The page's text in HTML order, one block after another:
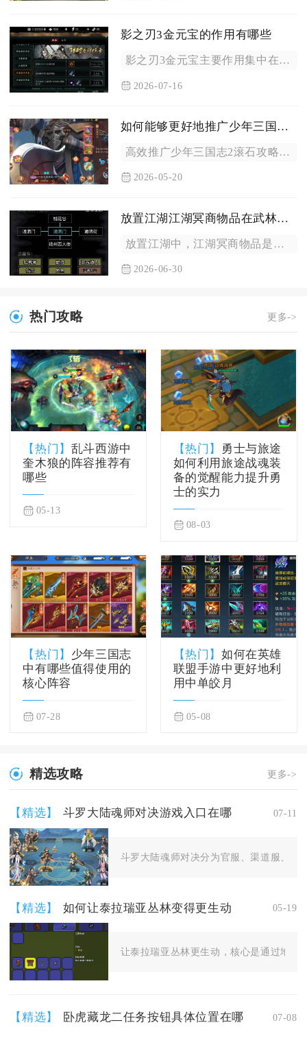
影之刃3金元宝的作用有哪些
影之刃3金元宝主要作用集中在日常资源补给、心法获取养成、副本...
2026-07-16
如何能够更好地推广少年三国志2这个滚石
高效推广少年三国志2滚石攻略，核心在于深挖玩法细节、做全平台...
2026-05-20
放置江湖江湖冥商物品在武林中的地位如何
放置江湖中，江湖冥商物品是后期顶级战力与稀有资源的核心来源，...
2026-06-30
热门攻略 更多->
【热门】 乱斗西游中
奎木狼的阵容推荐有
哪些
05-13
【热门】
勇士与旅途
如何利用旅途战魂装
备的觉醒能力提升勇
士的实力
08-03
【热门】 少年三国志
中有哪些值得使用的
核心阵容
07-28
【热门】如何在英雄
联盟手游中更好地利
用中单皎月
05-08
精选攻略 更多->
【精选】 斗罗大陆魂师对决游戏入口在哪 07-11
斗罗大陆魂师对决分为官服、渠道服、云
【精选】 如何让泰拉瑞亚丛林变得更生动 05-19
让泰拉瑞亚丛林更生动，核心是通过地形
【精选】 卧虎藏龙二任务按钮具体位置在哪 07-08